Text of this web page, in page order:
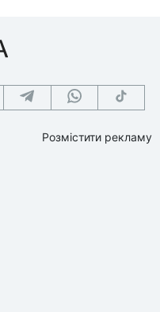
Розмістити рекламу